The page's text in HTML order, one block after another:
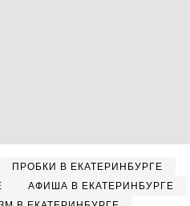
ПРОБКИ В ЕКАТЕРИНБУРГЕ
АФИША В ЕКАТЕРИНБУРГЕ